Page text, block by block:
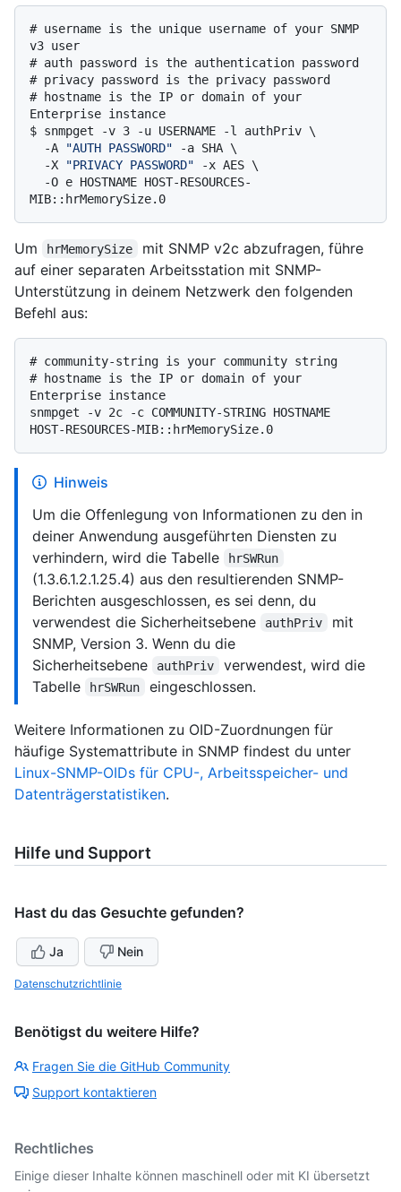
# username is the unique username of your SNMP
v3 user
# auth password is the authentication password
# privacy password is the privacy password
# hostname is the IP or domain of your
Enterprise instance
$ snmpget -v 3 -u USERNAME -l authPriv \
  -A
"AUTH PASSWORD" -a SHA \
  -X
"PRIVACY PASSWORD" -x AES \
MIB::hrMemorySize.0
Um hrMemorySize
mit SNMP v2c abzufragen, führe
auf einer separaten Arbeitsstation mit SNMP-
Unterstützung in deinem Netzwerk den folgenden
Befehl aus:
# community-string is your community string
# hostname is the IP or domain of your
Enterprise instance
snmpget -v 2c -c COMMUNITY-STRING HOSTNAME
Hinweis
Um die Offenlegung von Informationen zu den in
deiner Anwendung ausgeführten Diensten zu
verhindern, wird die Tabelle
hrSWRun
(1.3.6.1.2.1.25.4) aus den resultierenden SNMP-
Berichten ausgeschlossen, es sei denn, du
verwendest die Sicherheitsebene
authPriv
mit
SNMP, Version 3. Wenn du die
Sicherheitsebene
authPriv
verwendest, wird die
Tabelle
hrSWRun eingeschlossen.
Weitere Informationen zu OID-Zuordnungen für
häufige Systemattribute in SNMP findest du unter
Linux-SNMP-OIDs für CPU-, Arbeitsspeicher- und
Datenträgerstatistiken.
Hilfe und Support
Hast du das Gesuchte gefunden?
Ja Nein
Datenschutzrichtlinie
Benötigst du weitere Hilfe?
Fragen Sie die GitHub Community
Support kontaktieren
Rechtliches
Einige dieser Inhalte können maschinell oder mit KI übersetzt